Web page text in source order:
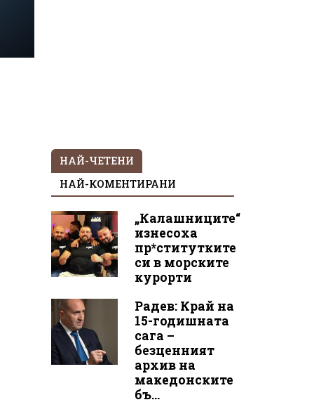
НАЙ-ЧЕТЕНИ
НАЙ-КОМЕНТИРАНИ
„Калашниците“
изнесоха
пр*ститутките
си в морските
курорти
Радев: Край на
15-годишната
сага –
безценният
архив на
македонските
бъ...